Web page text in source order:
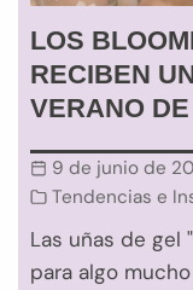
LOS
RECIBEN
VERANO
9 de junio de
Tendencias e
Las uñas de gel
para algo